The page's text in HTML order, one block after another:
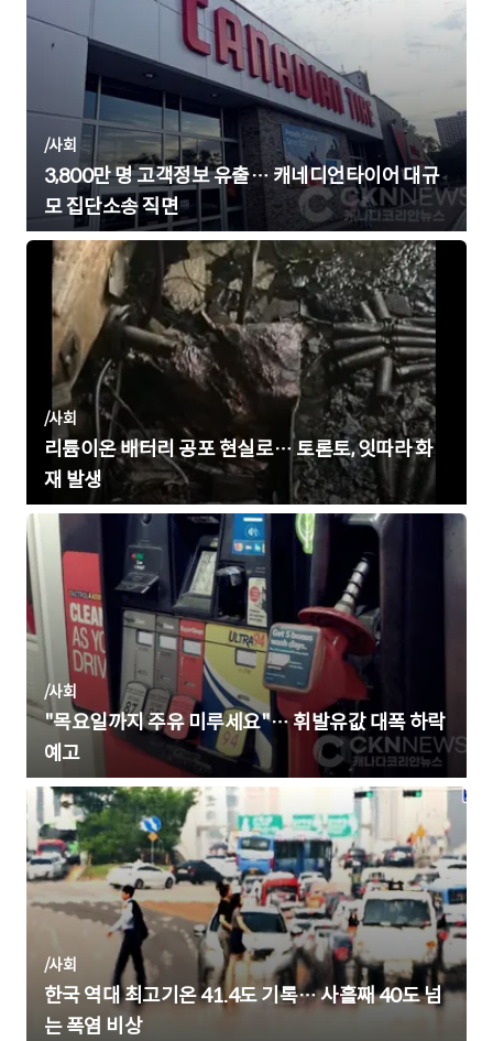
/사회
3,800만 명 고객정보 유출… 캐네디언타이어 대규
모 집단소송 직면
/사회
리튬이온 배터리 공포 현실로… 토론토, 잇따라 화
재 발생
/사회
"목요일까지 주유 미루세요"… 휘발유값 대폭 하락
예고
/사회
한국 역대 최고기온 41.4도 기록… 사흘째 40도 넘
는 폭염 비상